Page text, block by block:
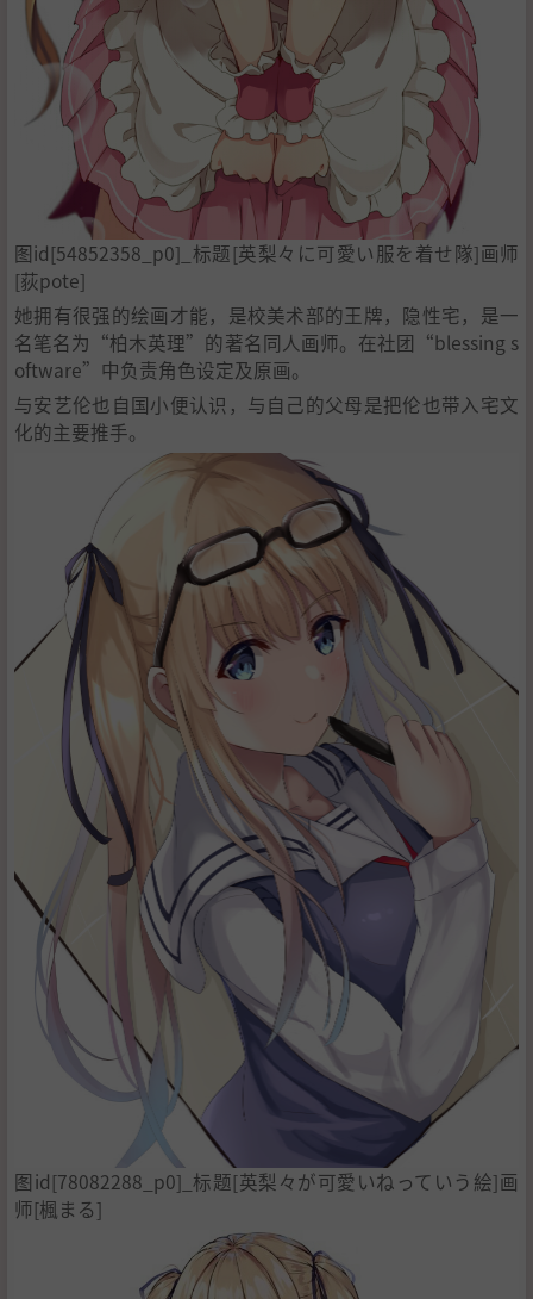
图id[54852358_p0]_标题[英梨々に可愛い服を着せ隊]画师
[荻pote]
她拥有很强的绘画才能，是校美术部的王牌，隐性宅，是一
名笔名为“柏木英理”的著名同人画师。在社团“blessing s
oftware”中负责角色设定及原画。
与安艺伦也自国小便认识，与自己的父母是把伦也带入宅文
化的主要推手。
图id[78082288_p0]_标题[英梨々が可愛いねっていう絵]画
师[楓まる]